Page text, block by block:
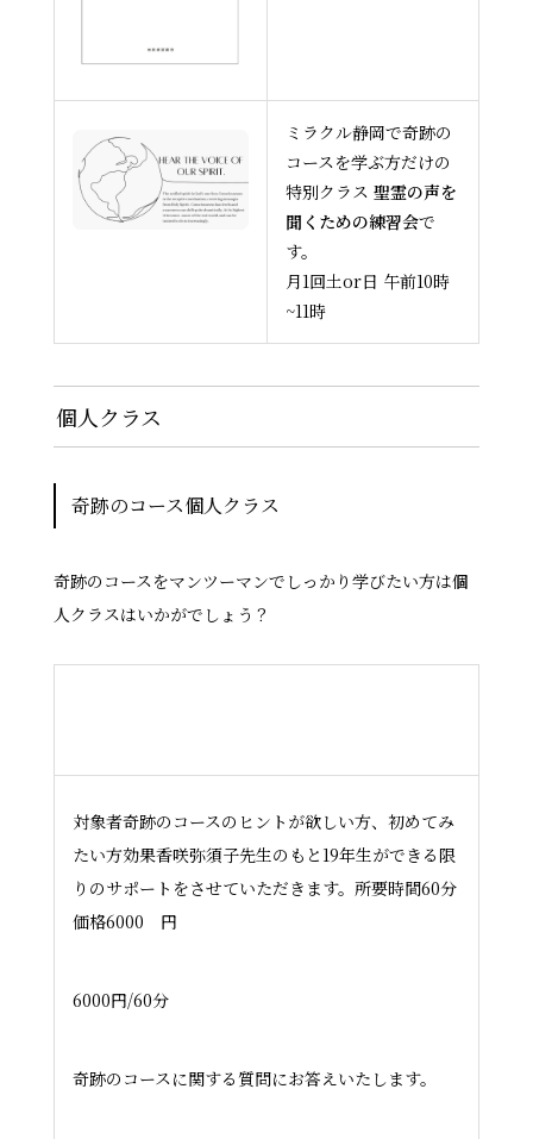
ミラクル静岡で奇跡の
コースを学ぶ方だけの
特別クラス 聖霊の声を
聞くための練習会で
す。
月1回土or日 午前10時
~11時
個人クラス
奇跡のコース個人クラス
奇跡のコースをマンツーマンでしっかり学びたい方は個
人クラスはいかがでしょう？
対象者奇跡のコースのヒントが欲しい方、初めてみ
たい方効果香咲弥須子先生のもと19年生ができる限
りのサポートをさせていただきます。所要時間60分
価格6000 円
6000円/60分
奇跡のコースに関する質問にお答えいたします。